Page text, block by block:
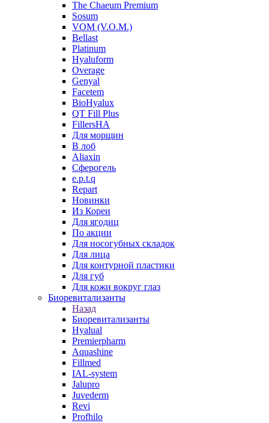
The Chaeum Premium
Sosum
VOM (V.O.M.)
Bellast
Platinum
Hyaluform
Overage
Genyal
Facetem
BioHyalux
QT Fill Plus
FillersHA
Для морщин
В лоб
Aliaxin
Сферогель
e.p.t.q
Repart
Новинки
Из Кореи
Для ягодиц
По акции
Для носогубных складок
Для лица
Для контурной пластики
Для губ
Для кожи вокруг глаз
Биоревитализанты
Назад
Биоревитализанты
Hyalual
Premierpharm
Aquashine
Fillmed
IAL-system
Jalupro
Juvederm
Revi
Profhilo